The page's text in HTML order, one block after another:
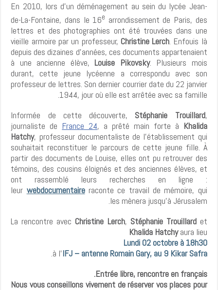
En 2010, lors d’un déménagement au sein du lycée Jean-
de-La-Fontaine, dans le 16e arrondissement de Paris, des
lettres et des photographies ont été trouvées dans une
vieille armoire par un professeur, Christine Lerch. Enfouis là
depuis des dizaines d’années, ces documents appartenaient
à une ancienne élève, Louise Pikovsky. Plusieurs mois
durant, cette jeune lycéenne a correspondu avec son
professeur de lettres. Son dernier courrier date du 22 janvier
1944, jour où elle est arrêtée avec sa famille.
Informée de cette découverte, Stéphanie Trouillard,
journaliste de France 24, a prêté main forte à Khalida
Hatchy, professeur documentaliste de l’établissement qui
souhaitait reconstituer le parcours de cette jeune fille. À
partir des documents de Louise, elles ont pu retrouver des
témoins, des cousins éloignés et des anciennes élèves, et
ont rassemblé leurs recherches en ligne :
leur webdocumentaireraconte ce travail de mémoire, qui
les mènera jusqu’à Jérusalem.
La rencontre avec Christine Lerch, Stéphanie Trouillardet
Khalida Hatchyaura lieu
Lundi 02 octobre à 18h30
à l'IFJ – antenne Romain Gary, au 9 Kikar Safra
.
Entrée libre, rencontre en français.
Nous vous conseillons vivement de réserver vos places pour